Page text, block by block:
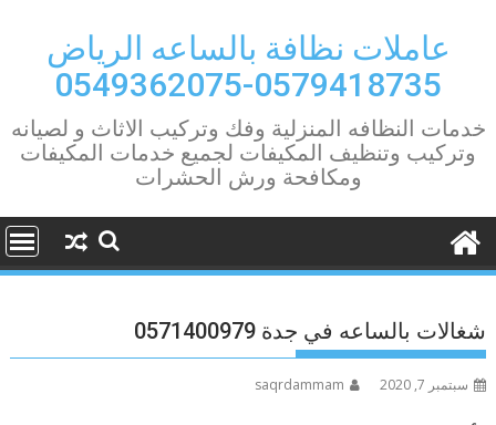
contentعاملات نظافة بالساعه الرياض
0579418735-0549362075
خدمات النظافه المنزلية وفك وتركيب الاثاث و لصيانه
وتركيب وتنظيف المكيفات لجميع خدمات المكيفات
ومكافحة ورش الحشرات
شغالات بالساعه في جدة 0571400979
سبتمبر 7, 2020 saqrdammam